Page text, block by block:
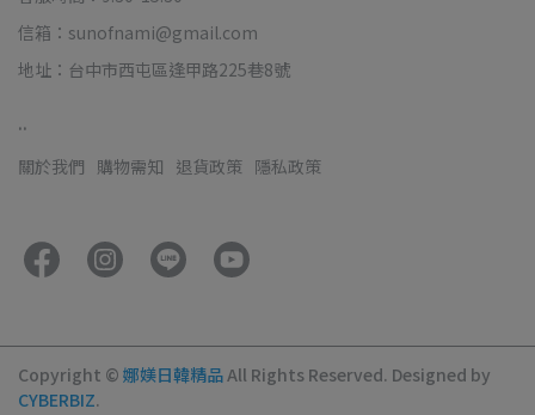
信箱：sunofnami@gmail.com
地址：台中市西屯區逢甲路225巷8號
..
關於我們 購物需知 退貨政策 隱私政策
Copyright © 娜媄日韓精品 All Rights Reserved. Designed by
CYBERBIZ.